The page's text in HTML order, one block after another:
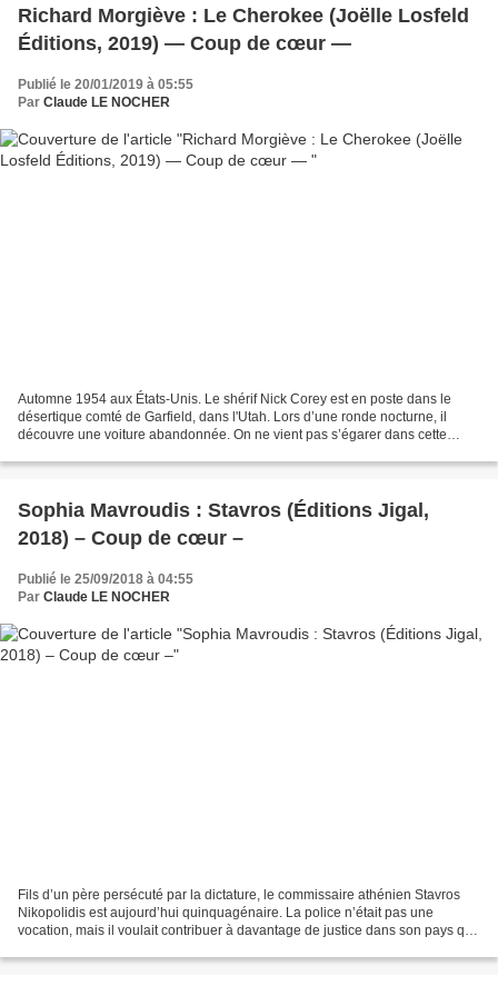
Richard Morgiève : Le Cherokee (Joëlle Losfeld
Éditions, 2019) — Coup de cœur —
Publié le 20/01/2019 à 05:55
Par Claude LE NOCHER
Automne 1954 aux États-Unis. Le shérif Nick Corey est en poste dans le
désertique comté de Garfield, dans l'Utah. Lors d’une ronde nocturne, il
découvre une voiture abandonnée. On ne vient pas s’égarer dans cette
Sophia Mavroudis : Stavros (Éditions Jigal,
2018) – Coup de cœur –
Publié le 25/09/2018 à 04:55
Par Claude LE NOCHER
Fils d’un père persécuté par la dictature, le commissaire athénien Stavros
Nikopolidis est aujourd’hui quinquagénaire. La police n’était pas une
vocation, mais il voulait contribuer à davantage de justice dans son pays qui